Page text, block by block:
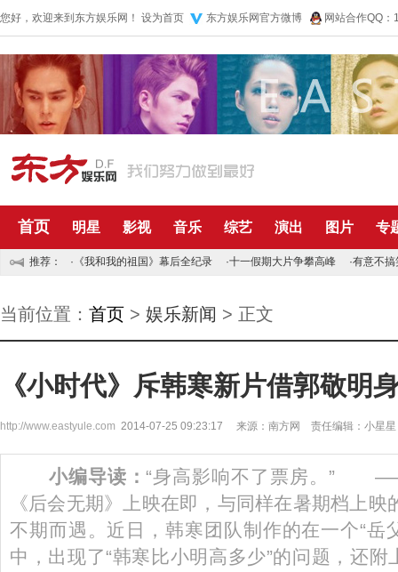
您好，欢迎来到东方娱乐网！ 设为首页 东方娱乐网官方微博 网站合作QQ
首页 明星 影视 音乐 综艺 演出 图片 专
推荐： · 《我和我的祖国》幕后全纪录 ·十一假期大片争攀高峰 ·有意不搞
当前位置： 首页 > 娱乐新闻 > 正文
《小时代》斥韩寒新片借郭敬明
http://www.eastyule.com 2014-07-25 09:23:17 来源：南方网 责任编辑：小星星
小编导读：“身高影响不了票房。”
《后会无期》上映在即，与同样在暑期档上
不期而遇。近日，韩寒团队制作的在一个“岳
中，出现了“韩寒比小明高多少”的问题，还附